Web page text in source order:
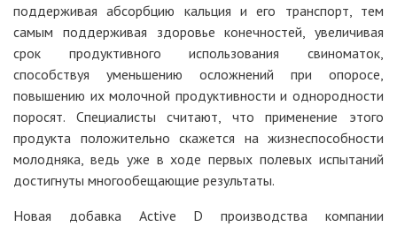
поддерживая абсорбцию кальция и его транспорт, тем
самым поддерживая здоровье конечностей, увеличивая
срок продуктивного использования свиноматок,
способствуя уменьшению осложнений при опоросе,
повышению их молочной продуктивности и однородности
поросят. Специалисты считают, что применение этого
продукта положительно скажется на жизнеспособности
молодняка, ведь уже в ходе первых полевых испытаний
достигнуты многообещающие результаты.
Новая добавка Active D производства компании